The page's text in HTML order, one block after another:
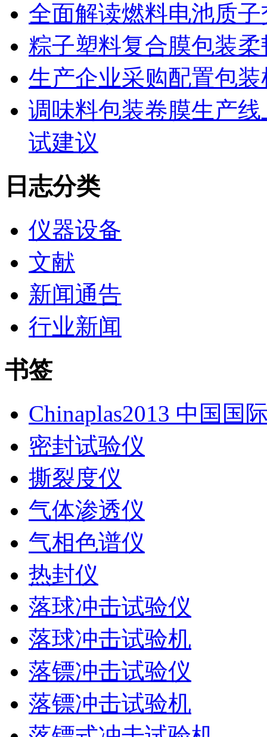
全面解读燃料电池质
粽子塑料复合膜包装
生产企业采购配置包
调味料包装卷膜生产
试建议
日志分类
仪器设备
文献
新闻通告
行业新闻
书签
Chinaplas2013 中国国
密封试验仪
撕裂度仪
气体渗透仪
气相色谱仪
热封仪
落球冲击试验仪
落球冲击试验机
落镖冲击试验仪
落镖冲击试验机